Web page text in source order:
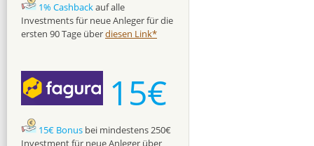
1% Cashbackauf alle
Investments für neue Anleger für die
ersten 90 Tage überdiesen Link*
15€
15€ Bonus bei mindestens 250€
Investment für neue Anleger über